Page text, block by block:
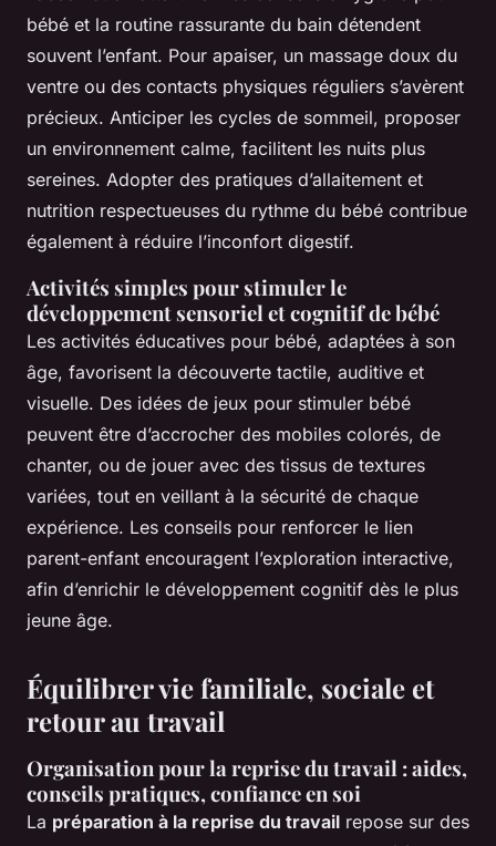
bébé et la routine rassurante du bain détendent
souvent l’enfant. Pour apaiser, un massage doux du
ventre ou des contacts physiques réguliers s’avèrent
précieux. Anticiper les cycles de sommeil, proposer
un environnement calme, facilitent les nuits plus
sereines. Adopter des pratiques d’allaitement et
nutrition respectueuses du rythme du bébé contribue
également à réduire l’inconfort digestif.
Activités simples pour stimuler le
développement sensoriel et cognitif de bébé
Les activités éducatives pour bébé, adaptées à son
âge, favorisent la découverte tactile, auditive et
visuelle. Des idées de jeux pour stimuler bébé
peuvent être d’accrocher des mobiles colorés, de
chanter, ou de jouer avec des tissus de textures
variées, tout en veillant à la sécurité de chaque
expérience. Les conseils pour renforcer le lien
parent-enfant encouragent l’exploration interactive,
afin d’enrichir le développement cognitif dès le plus
jeune âge.
Équilibrer vie familiale, sociale et
retour au travail
Organisation pour la reprise du travail : aides,
conseils pratiques, confiance en soi
La préparation à la reprise du travail repose sur des